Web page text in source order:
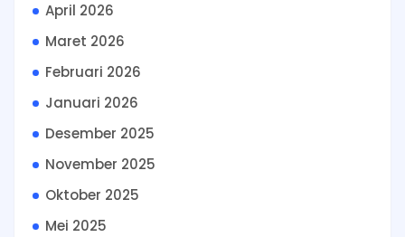
April 2026
Maret 2026
Februari 2026
Januari 2026
Desember 2025
November 2025
Oktober 2025
Mei 2025